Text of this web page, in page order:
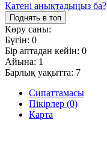
Қатені анықтадыңыз ба?
Поднять в топ
Көру саны:
Бүгін: 0
Бір аптадан кейін: 0
Айына: 1
Барлық уақытта: 7
Сипаттамасы
Пікірлер (0)
Карта